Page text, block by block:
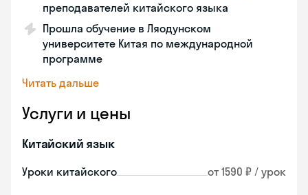
преподавателей китайского языка
Прошла обучение в Ляодунском
университете Китая по международной
программе
Читать дальше
Услуги и цены
Китайский язык
Уроки китайского от 1590 ₽ / урок